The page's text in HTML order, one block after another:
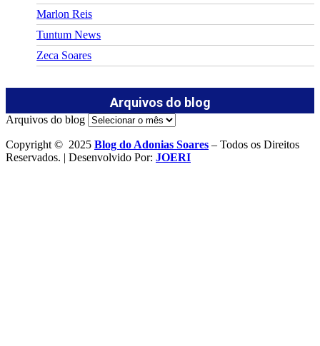
Marlon Reis
Tuntum News
Zeca Soares
Arquivos do blog
Arquivos do blog
Copyright © 2025 Blog do Adonias Soares – Todos os Direitos
Reservados. | Desenvolvido Por: JOERI